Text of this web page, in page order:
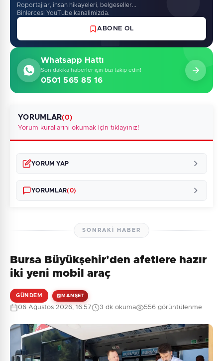
Roportajlar, insan hikayeleri, belgeseller...
Binlercesi YouTube kanalimizda.
ABONE OL
Whatsapp Hattı
Son dakika haberler için bizi takip edin!
0501 565 85 16
YORUMLAR(0)
Yorum kurallarını okumak için tıklayınız!
YORUM YAP
10 + 9 = ?
YORUMLAR(0)
Henüz yorum yapılmamış. İlk yorumu siz yapın!
SONRAKI HABER
Bursa Büyükşehir'den afetlere hazır
iki yeni mobil araç
GÜNDEM MANŞET
06 Ağustos 2026, 16:57 3 dk okuma 556 görüntülenme